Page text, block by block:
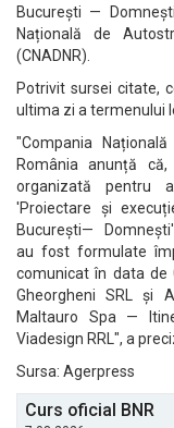
București —
Națională de
(CNADNR).
Potrivit sursei citate,
ultima zi a termenului
"Compania
România anunță
organizată pentru
'Proiectare și
București—
au fost formulate
comunicat în data de
Gheorgheni SRL și
Maltauro Spa —
Viadesign RRL", a
Sursa: Agerpress
Curs oficial BNR